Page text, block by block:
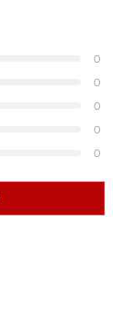
0
0
0
0
0